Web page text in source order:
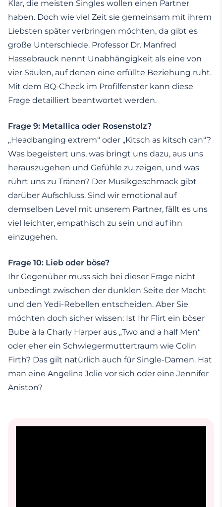
Klar, die meisten Singles wollen einen Partner
haben. Doch wie viel Zeit sie gemeinsam mit ihrem
Liebsten später verbringen möchten, da gibt es
große Unterschiede. Professor Dr. Manfred
Hassebrauck nennt Unabhängigkeit als eine von
vier Säulen, auf denen eine erfüllte Beziehung ruht.
Mit dem BQ-Check im Profilfenster kann diese
Frage detailliert beantwortet werden.
Frage 9: Metallica oder Rosenstolz?
„Headbanging extrem“ oder „Kitsch as kitsch can“?
Was begeistert uns, was bringt uns dazu, aus uns
herauszugehen und Gefühle zu zeigen, und was
rührt uns zu Tränen? Der Musikgeschmack gibt
darüber Aufschluss. Sind wir emotional auf
demselben Level mit unserem Partner, fällt es uns
viel leichter, empathisch zu sein und auf ihn
einzugehen.
Frage 10: Lieb oder böse?
Ihr Gegenüber muss sich bei dieser Frage nicht
unbedingt zwischen der dunklen Seite der Macht
und den Yedi-Rebellen entscheiden. Aber Sie
möchten doch sicher wissen: Ist Ihr Flirt ein böser
Bube à la Charly Harper aus „Two and a half Men“
oder eher ein Schwiegermuttertraum wie Colin
Firth? Das gilt natürlich auch für Single-Damen. Hat
man eine Angelina Jolie vor sich oder eine Jennifer
Aniston?